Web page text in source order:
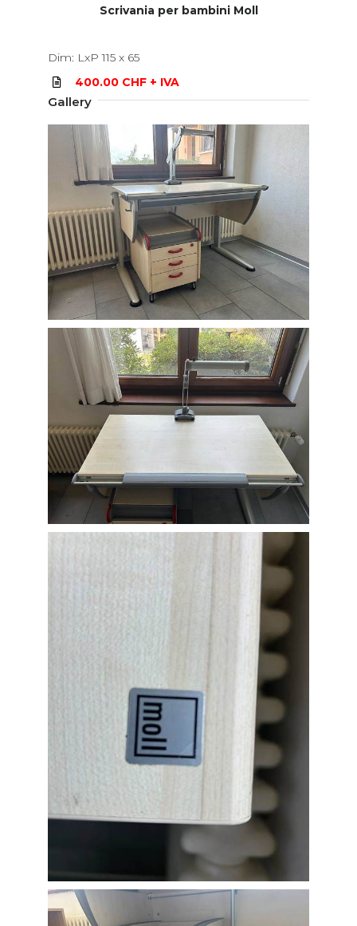
Scrivania per bambini Moll
Dim: LxP 115 x 65
400.00 CHF + IVA
Gallery